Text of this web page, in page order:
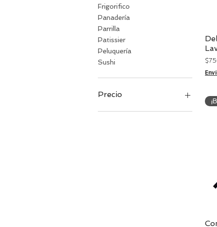
Frigorifico
Panadería
Parrilla
Patissier
Peluquería
Sushi
Precio
$